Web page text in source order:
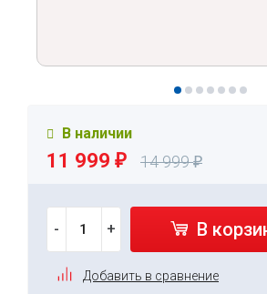
В наличии
11 999 ₽ 14 999₽
- + В
Добавить в сравнение